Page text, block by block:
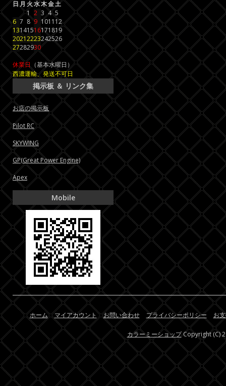
日月 火水木金土
1 2 3 4 5
6 7 8 9 1011 12
13141516171819
20212223242526
27282930
休業日 （基本水曜日）
西濃運輸、発送不可日
掲示板 ＆ リンク集
お店の掲示板
Pilot RC
SKYWING
GP(Great Power Engine)
Apex
Mobile
ホーム マイアカウント お問い合わせ プライバシーポリシー お
カラーミーショップCopyright (C)